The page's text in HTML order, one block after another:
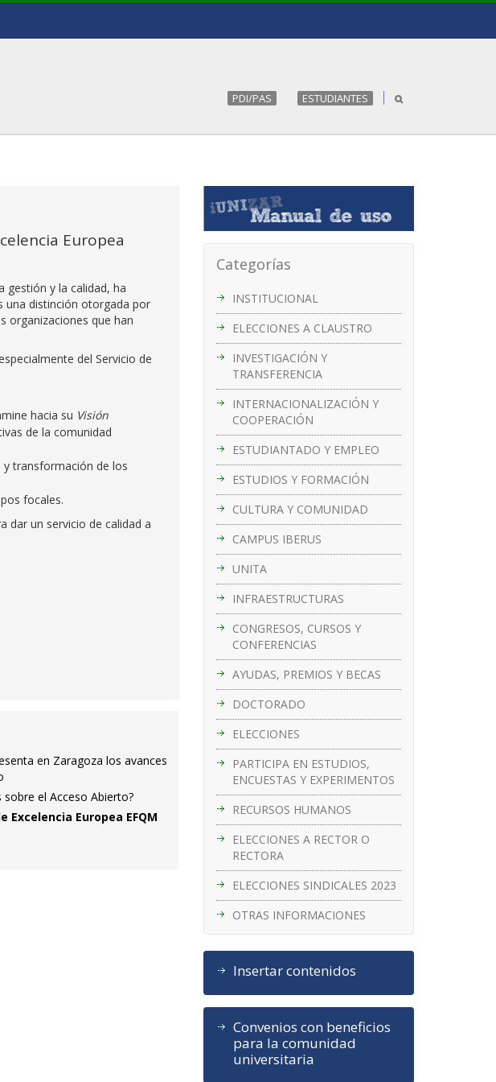
PDI/PAS ESTUDIANTES
Categorías
INSTITUCIONAL
ELECCIONES A CLAUSTRO
INVESTIGACIÓN Y
TRANSFERENCIA
INTERNACIONALIZACIÓN Y
COOPERACIÓN
ESTUDIANTADO Y EMPLEO
ESTUDIOS Y FORMACIÓN
CULTURA Y COMUNIDAD
CAMPUS IBERUS
UNITA
INFRAESTRUCTURAS
CONGRESOS, CURSOS Y
CONFERENCIAS
AYUDAS, PREMIOS Y BECAS
DOCTORADO
ELECCIONES
PARTICIPA EN ESTUDIOS,
ENCUESTAS Y EXPERIMENTOS
RECURSOS HUMANOS
ELECCIONES A RECTOR O
RECTORA
ELECCIONES SINDICALES 2023
OTRAS INFORMACIONES
Insertar contenidos
Convenios con beneficios
para la comunidad
universitaria
Europea
gestión y la calidad, ha
una distinción otorgada por
organizaciones que han
del Servicio de
hacia su Visión
de la comunidad
transformación de los
focales.
un servicio de calidad a
en Zaragoza los avances
el Acceso Abierto?
Europea EFQM